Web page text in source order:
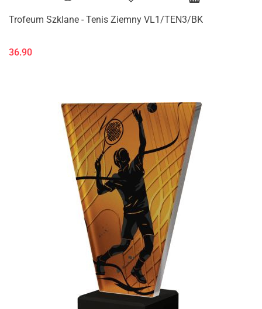
Trofeum Szklane - Tenis Ziemny VL1/TEN3/BK
36.90